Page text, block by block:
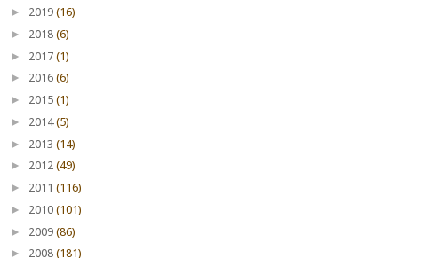
► 2019 (16)
► 2018 (6)
► 2017 (1)
► 2016 (6)
► 2015 (1)
► 2014 (5)
► 2013 (14)
► 2012 (49)
► 2011 (116)
► 2010 (101)
► 2009 (86)
► 2008 (181)